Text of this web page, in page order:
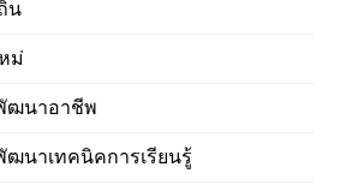
น
ม่
ฒนาอาชีพ
ฒนาเทคนิคการเรียนรู้